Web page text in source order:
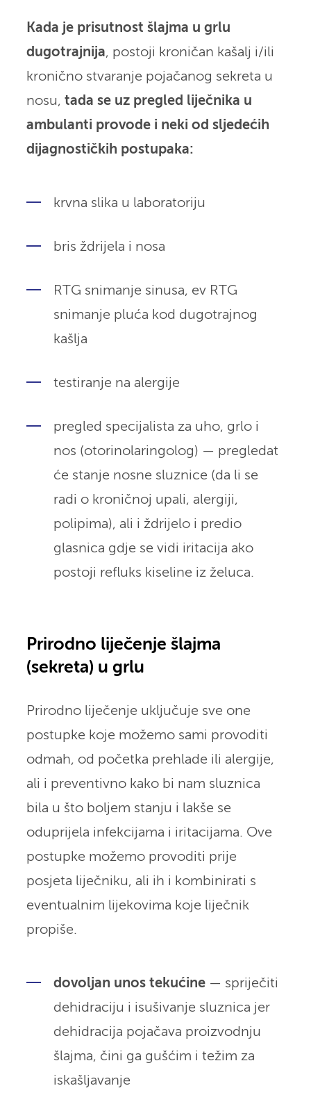
Kada je prisutnost šlajma u grlu
dugotrajnija, postoji kroničan kašalj i/ili
kronično stvaranje pojačanog sekreta u
nosu, tada se uz pregled liječnika u
ambulanti provode i neki od sljedećih
dijagnostičkih postupaka:
krvna slika u laboratoriju
bris ždrijela i nosa
RTG snimanje sinusa, ev RTG
snimanje pluća kod dugotrajnog
kašlja
testiranje na alergije
pregled specijalista za uho, grlo i
nos (otorinolaringolog) — pregledat
će stanje nosne sluznice (da li se
radi o kroničnoj upali, alergiji,
polipima), ali i ždrijelo i predio
glasnica gdje se vidi iritacija ako
postoji refluks kiseline iz želuca.
Prirodno liječenje šlajma
(sekreta) u grlu
Prirodno liječenje uključuje sve one
postupke koje možemo sami provoditi
odmah, od početka prehlade ili alergije,
ali i preventivno kako bi nam sluznica
bila u što boljem stanju i lakše se
oduprijela infekcijama i iritacijama. Ove
postupke možemo provoditi prije
posjeta liječniku, ali ih i kombinirati s
eventualnim lijekovima koje liječnik
propiše.
dovoljan unos tekućine— spriječiti
dehidraciju i isušivanje sluznica jer
dehidracija pojačava proizvodnju
šlajma, čini ga gušćim i težim za
iskašljavanje